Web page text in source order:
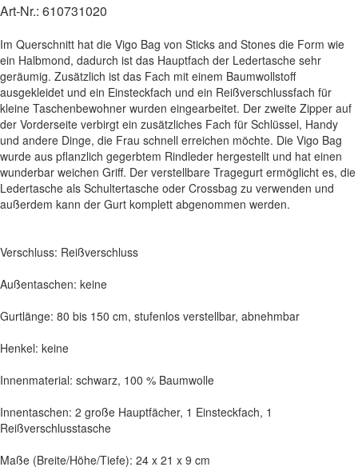
Art-Nr.: 610731020
Im Querschnitt hat die Vigo Bag von Sticks and Stones die Form wie
ein Halbmond, dadurch ist das Hauptfach der Ledertasche sehr
geräumig. Zusätzlich ist das Fach mit einem Baumwollstoff
ausgekleidet und ein Einsteckfach und ein Reißverschlussfach für
kleine Taschenbewohner wurden eingearbeitet. Der zweite Zipper auf
der Vorderseite verbirgt ein zusätzliches Fach für Schlüssel, Handy
und andere Dinge, die Frau schnell erreichen möchte. Die Vigo Bag
wurde aus pflanzlich gegerbtem Rindleder hergestellt und hat einen
wunderbar weichen Griff. Der verstellbare Tragegurt ermöglicht es, die
Ledertasche als Schultertasche oder Crossbag zu verwenden und
außerdem kann der Gurt komplett abgenommen werden.
Verschluss: Reißverschluss
Außentaschen: keine
Gurtlänge: 80 bis 150 cm, stufenlos verstellbar, abnehmbar
Henkel: keine
Innenmaterial: schwarz, 100 % Baumwolle
Innentaschen: 2 große Hauptfächer, 1 Einsteckfach, 1
Reißverschlusstasche
Maße (Breite/Höhe/Tiefe): 24 x 21 x 9 cm